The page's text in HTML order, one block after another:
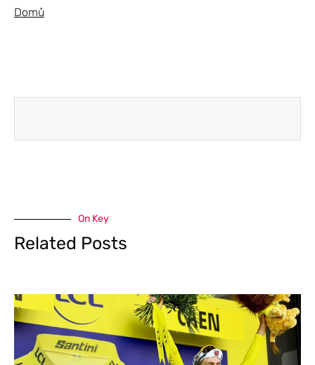
Domů
On Key
Related Posts